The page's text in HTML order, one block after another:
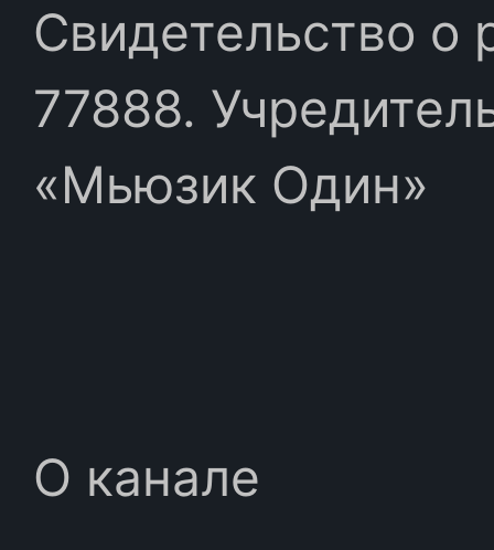
Свидетельство
77888.
«Мьюзик Один»
О канале